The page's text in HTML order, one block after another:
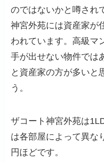
のではないかと噂され
神宮外苑には資産家が
われています。高級マ
手が出せない物件では
と資産家の方が多いと
う。
ザコート神宮外苑は
は各部屋によって異な
円ほどです。